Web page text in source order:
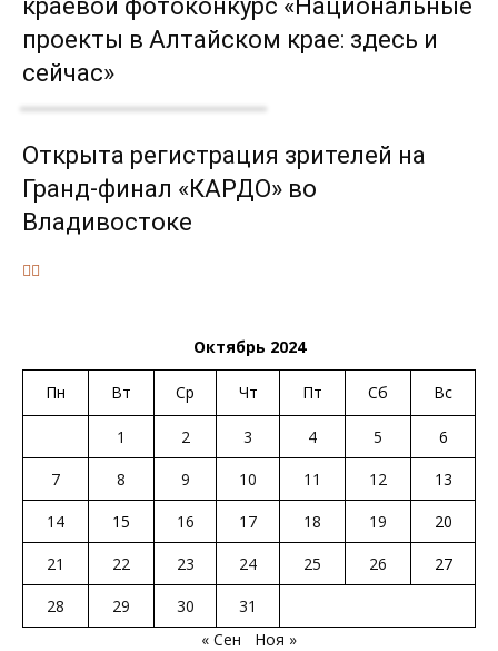
краевой фотоконкурс «Национальные
проекты в Алтайском крае: здесь и
сейчас»
Открыта регистрация зрителей на
Гранд-финал «КАРДО» во
Владивостоке
Октябрь 2024
Пн Вт Ср Чт Пт Сб Вс
1 2 3 4 5
6
7
8 9 10 11 12
13
14
15 16 17 18 19
20
21
22 23 24 25 26
27
28
29 30
31
« Сен
Ноя »